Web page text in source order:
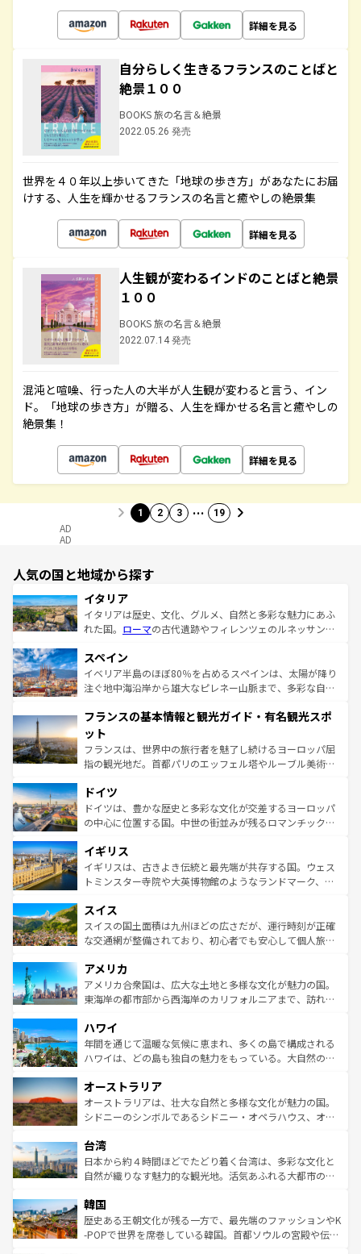
詳細を見る
自分らしく生きるフランスのことばと
絶景１００
BOOKS 旅の名言＆絶景
2022.05.26 発売
世界を４０年以上歩いてきた「地球の歩き方」があなたにお届
けする、人生を輝かせるフランスの名言と癒やしの絶景集
詳細を見る
人生観が変わるインドのことばと絶景
１００
BOOKS 旅の名言＆絶景
2022.07.14 発売
混沌と喧噪、行った人の大半が人生観が変わると言う、イン
ド。「地球の歩き方」が贈る、人生を輝かせる名言と癒やしの
絶景集！
詳細を見る
1 2 3 … 19
AD
AD
人気の国と地域から探す
イタリア
イタリアは歴史、文化、グルメ、自然と多彩な魅力にあふ
れた国。 ローマの古代遺跡やフィレンツェのルネッサンス
ろん、トスカーナの美しい田園風景やアマルフィ海岸の絶
景など、自然景観も見逃せない。観光の合間には、本場の
ピザやパスタなど、絶品のイタリア料理を堪能することも
ませてくれるイタリアで、忘れられない旅をしてみよう！
なお、新着のイタリア情報は
しい。
スペイン
イベリア半島のほぼ80％を占めるスペインは、太陽が降り
注ぐ地中海沿岸から雄大なピレネー山脈まで、多彩な自然
文化が根付くこの国では、情熱的なフラメンコ、熱気あふ
れる闘牛、そして美味しいタパスが生活の一部となってい
る。首都マドリードの洗練された雰囲気や、バルセロナの
アートに溢れた街角から、地方では古代ローマ遺跡や中世
せる。地方によって風土や気候が異なるスペインはその個
性で訪れる人を魅了する。 なお、新着のスペイン情報は コ
ンテンツ一覧を参照してほしい。
フランスの基本情報と観光ガイド・有名観光スポ
ット
フランスは、世界中の旅行者を魅了し続けるヨーロッパ屈
指の観光地だ。首都パリのエッフェル塔やルーブル美術館
で、幅広い魅力が詰まっている。華麗な宮殿、歴史的な大
聖堂、美しいビーチ、そして豊かな自然が、訪れる者を心
から魅了する。また、フランスは美食の国としても知ら
いる。シャンパンの発祥地であるランス、プロヴァンスの
香り高いラベンダー畑など、多彩な楽しみ方が可能だ。さ
らに、パリ以外の地域にも魅力が溢れており、どの街角に
れる地方に足を運ぶとそれぞれで全く異なる文化を体験で
きるだろう。 なお、新着のフランス情報はコンテンツ一覧
を参照してほしい。
ドイツ
ドイツは、豊かな歴史と多彩な文化が交差するヨーロッパ
の中心に位置する国。中世の街並みが残るロマンチック街
顔を持つこの国は、どこを歩いても飽きることがない。ベ
ルリンの文化的活気、バイエルン州のアルプスの絶景、そ
してライン川沿いのワイン畑といった風景は必見。ビール
は、お酒好きな人にはぜひ体験してほしい。 なお、新着の
ドイツ情報はコンテンツ一覧を参照してほしい。
イギリス
イギリスは、古きよき伝統と最先端が共存する国。ウェス
トミンスター寺院や大英博物館のようなランドマーク、歴
リアごとに異なる魅力がある。また、優雅なアフタヌーン
ティー、ビール好きにはたまらない英国パブ、サッカー観
戦など、本場だからこそできる体験も豊富。イギリスを旅
ンツ一覧を参照してほしい。
スイス
スイスの国土面積は九州ほどの広さだが、運行時刻が正確
な交通網が整備されており、初心者でも安心して個人旅行
の建物がそのまま残る町や、スイスならではのユニークな
博物館もあり、アルプス観光だけでなく町歩きも満喫する
ことができる。国民の所得が高いため物価も高いが、旅行
ば市内交通費無料で観光を楽しむこともできる。 なお、新
着のスイス情報はコンテンツ一覧 を参照してほしい。
アメリカ
アメリカ合衆国は、広大な土地と多様な文化が魅力の国。
東海岸の都市部から西海岸のカリフォルニアまで、訪れる
のような巨大都市は、観光、ショッピング、エンターテイ
ンメントが詰まった刺激的なスポットだ。一方、アメリカ
西部には大自然が広がり、グランドキャニオンやイエロー
部のニューオーリンズでは、音楽と美食が融合した独特の
文化が魅力。旅行者はアメリカの各地域で異なる魅力を楽
しみながら、その多様性と豊かな歴史を感じることができ
ならではの贅沢な旅のスタイルだ。 なお、新着のアメリカ
情報はコンテンツ一覧を参照してほしい。
ハワイ
年間を通じて温暖な気候に恵まれ、多くの島で構成される
ハワイは、どの島も独自の魅力をもっている。大自然の神
ワイ島は見逃せない。また、定番の観光地といえばオアフ
島だが、静かな自然を求めるならマウイ島やカウアイ島が
おすすめ。エメラルドグリーンに輝く海をはじめ、豊かな
れるおもてなしの心で訪れる人々を迎えてくれるハワイの
人々、おいしいローカルフードやハワイアンミュージッ
ク、伝統的なフラダンスなど、すべてがハワイの魅力を彩
ワイを、存分に味わってほしい。 なお、新着のハワイ情報
はコンテンツ一覧を参照してほしい。
オーストラリア
オーストラリアは、壮大な自然と多様な文化が魅力の国。
シドニーのシンボルであるシドニー・オペラハウス、オー
リアリーフや大陸中央部にそびえるウルル（エアーズロッ
ク）、タスマニアの美しい原生林やケアンズの熱帯雨林な
ど、見どころがたくさん。また、カフェやワイン、オージ
いる。アクティビティも充実しており、サーフィンやダイ
ビング、ハイキングなど、アウトドア好きにはたまらな
い。オーストラリアの多彩な魅力を存分に味わいつくそ
台湾
日本から約４時間ほどでたどり着く台湾は、多彩な文化と
自然が織りなす魅力的な観光地。活気あふれる大都市の台
ン）、静ひつな山岳地帯である台湾東部など、都市の喧騒
と山間の静けさが共存しており、訪れる人に新しい発見と
驚きをもたらしてくれる。また、奥深い台湾の食文化も魅
韓国
歴史ある王朝文化が残る一方で、最先端のファッションやK
-POPで世界を席巻している韓国。首都ソウルの宮殿や伝統